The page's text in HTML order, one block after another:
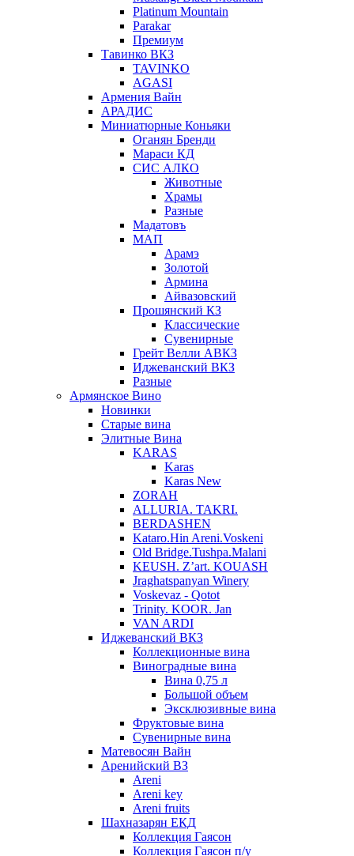
Platinum Mountain
Parakar
Премиум
Тавинко ВКЗ
TAVINKO
AGASI
Армения Вайн
АРАДИС
Миниатюрные Коньяки
Оганян Бренди
Мараси КД
СИС АЛКО
Животные
Храмы
Разные
Мадатовъ
МАП
Арамэ
Золотой
Армина
Айвазовский
Прошянский КЗ
Классические
Сувенирные
Грейт Велли АВКЗ
Иджеванский ВКЗ
Разные
Армянское Вино
Новинки
Старые вина
Элитные Вина
KARAS
Karas
Karas New
ZORAH
ALLURIA. TAKRI.
BERDASHEN
Kataro.Hin Areni.Voskeni
Old Bridge.Tushpa.Malani
KEUSH. Z’art. KOUASH
Jraghatspanyan Winery
Voskevaz - Qotot
Trinity. KOOR. Jan
VAN ARDI
Иджеванский ВКЗ
Коллекционные вина
Виноградные вина
Вина 0,75 л
Большой объем
Эксклюзивные вина
Фруктовые вина
Cувенирные вина
Матевосян Вайн
Аренийский ВЗ
Areni
Areni key
Areni fruits
Шахназарян ЕКД
Коллекция Гаясон
Коллекция Гаясон п/у